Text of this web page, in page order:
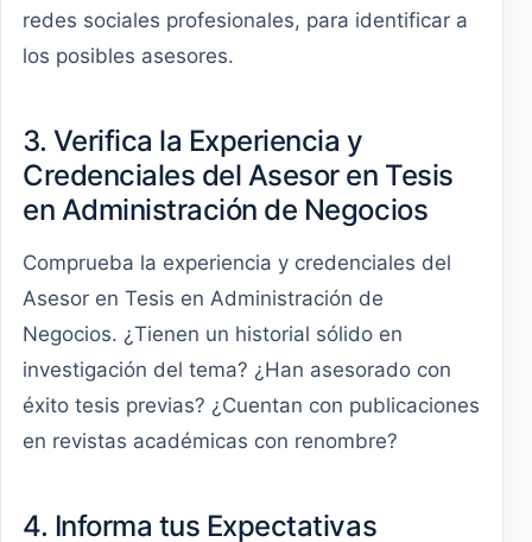
redes sociales profesionales, para identificar a
los posibles asesores.
3. Verifica la Experiencia y
Credenciales del Asesor en Tesis
en Administración de Negocios
Comprueba la experiencia y credenciales del
Asesor en Tesis en Administración de
Negocios. ¿Tienen un historial sólido en
investigación del tema? ¿Han asesorado con
éxito tesis previas? ¿Cuentan con publicaciones
en revistas académicas con renombre?
4. Informa tus Expectativas